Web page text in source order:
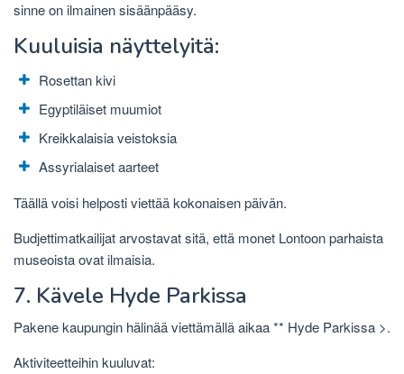
sinne on ilmainen sisäänpääsy.
Kuuluisia näyttelyitä:
Rosettan kivi
Egyptiläiset muumiot
Kreikkalaisia ​​veistoksia
Assyrialaiset aarteet
Täällä voisi helposti viettää kokonaisen päivän.
Budjettimatkailijat arvostavat sitä, että monet Lontoon parhaista
museoista ovat ilmaisia.
7. Kävele Hyde Parkissa
Pakene kaupungin hälinää viettämällä aikaa ** Hyde Parkissa >.
Aktiviteetteihin kuuluvat: